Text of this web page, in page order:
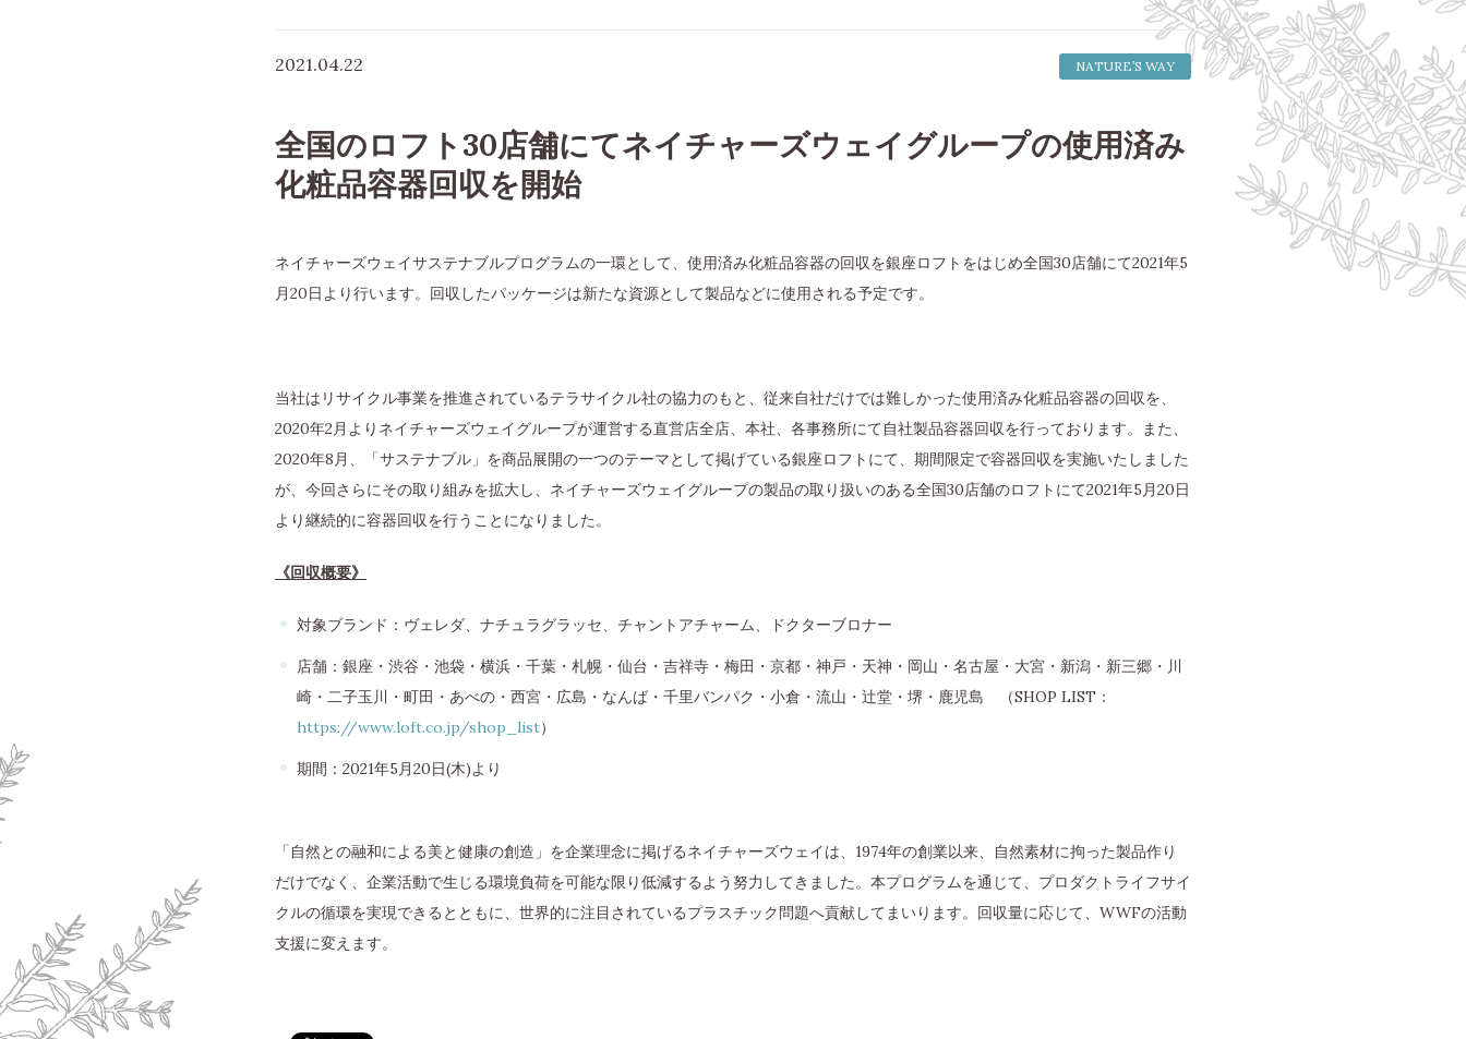
2021.04.22 NATURE’S WAY
全国のロフト30店舗にてネイチャーズウェイグループの使用済み
化粧品容器回収を開始
ネイチャーズウェイサステナブルプログラムの一環として、使用済み化粧品容器の回収を銀座ロフトをはじめ全国30店舗にて2021年5
月20日より行います。回収したパッケージは新たな資源として製品などに使用される予定です。
当社はリサイクル事業を推進されているテラサイクル社の協力のもと、従来自社だけでは難しかった使用済み化粧品容器の回収を、
2020年2月よりネイチャーズウェイグループが運営する直営店全店、本社、各事務所にて自社製品容器回収を行っております。また、
2020年8月、「サステナブル」を商品展開の一つのテーマとして掲げている銀座ロフトにて、期間限定で容器回収を実施いたしました
が、今回さらにその取り組みを拡大し、ネイチャーズウェイグループの製品の取り扱いのある全国30店舗のロフトにて2021年5月20日
より継続的に容器回収を行うことになりました。
《回収概要》
対象ブランド：ヴェレダ、ナチュラグラッセ、チャントアチャーム、ドクターブロナー
店舗：銀座・渋谷・池袋・横浜・千葉・札幌・仙台・吉祥寺・梅田・京都・神戸・天神・岡山・名古屋・大宮・新潟・新三郷・川
崎・二子玉川・町田・あべの・西宮・広島・なんば・千里バンパク・小倉・流山・辻堂・堺・鹿児島 （SHOP LIST：
https://www.loft.co.jp/shop_list）
期間：2021年5月20日(木)より
「自然との融和による美と健康の創造」を企業理念に掲げるネイチャーズウェイは、1974年の創業以来、自然素材に拘った製品作り
だけでなく、企業活動で生じる環境負荷を可能な限り低減するよう努力してきました。本プログラムを通じて、プロダクトライフサイ
クルの循環を実現できるとともに、世界的に注目されているプラスチック問題へ貢献してまいります。回収量に応じて、WWFの活動
支援に変えます。